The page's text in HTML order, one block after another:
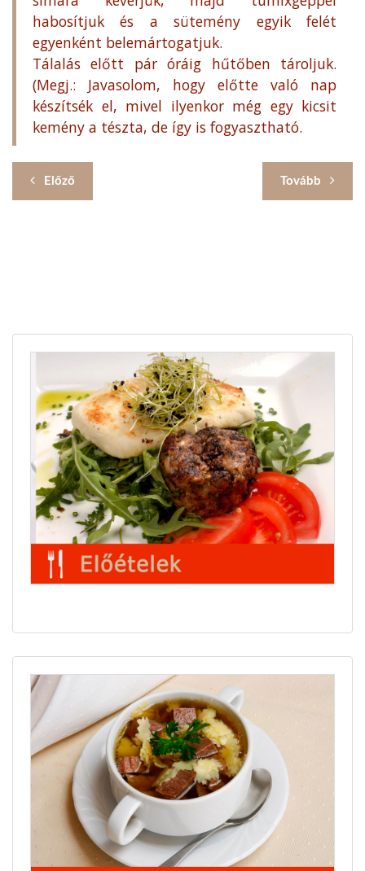
habosítjuk és a sütemény egyik felét
egyenként belemártogatjuk.
Tálalás előtt pár óráig hűtőben tároljuk.
(Megj.: Javasolom, hogy előtte való nap
készítsék el, mivel ilyenkor még egy kicsit
kemény a tészta, de így is fogyasztható.
Előző Tovább